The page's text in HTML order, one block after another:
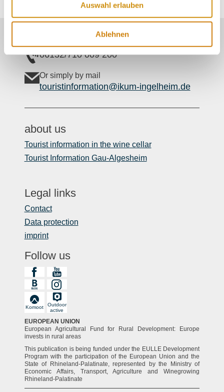
Auswahl erlauben
Ablehnen
Our Service contact:
06132/710 009 200
Or simply by mail
touristinformation@ikum-ingelheim.de
about us
Tourist information in the wine cellar
Tourist Information Gau-Algesheim
Legal links
Contact
Data protection
imprint
Follow us
Komoot
Outdoor
active
EUROPEAN UNION
European Agricultural Fund for Rural Development: Europe
invests in rural areas
This publication is being funded under the EULLE Development
Program with the participation of the European Union and the
State of Rhineland-Palatinate, represented by the Ministry of
Economic Affairs, Transport, Agriculture and Winegrowing
Rhineland-Palatinate